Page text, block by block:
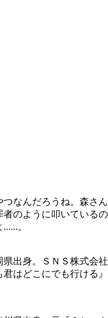
なんだろうね。森さん
のように叩いているの
。
県出身。ＳＮＳ株式会社
はどこにでも行ける』